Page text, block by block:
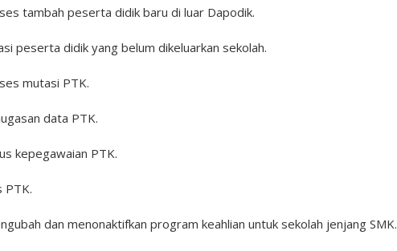
tambah peserta didik baru di luar Dapodik.
peserta didik yang belum dikeluarkan sekolah.
mutasi PTK.
data PTK.
kepegawaian PTK.
PTK.
dan menonaktifkan program keahlian untuk sekolah jenjang SMK.